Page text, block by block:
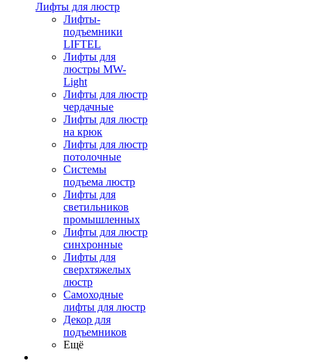
Лифты для люстр
Лифты-
подъемники
LIFTEL
Лифты для
люстры MW-
Light
Лифты для люстр
чердачные
Лифты для люстр
на крюк
Лифты для люстр
потолочные
Системы
подъема люстр
Лифты для
светильников
промышленных
Лифты для люстр
синхронные
Лифты для
сверхтяжелых
люстр
Самоходные
лифты для люстр
Декор для
подъемников
Ещё